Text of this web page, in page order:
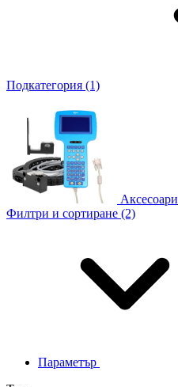
Подкатегория (1)
Аксесоари
Филтри и сортиране (2)
Параметър